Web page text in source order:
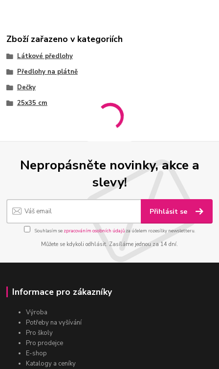
Zboží zařazeno v kategoriích
Látkové předlohy
Předlohy na plátně
Dečky
25x35 cm
Nepropásněte novinky, akce a
slevy!
Přihlásit se
Souhlasím se zpracováním osobních údajůza účelem rozesílky newsletteru.
Můžete se kdykoli odhlásit. Zasíláme jednou za 14 dní.
Informace pro zákazníky
Výroba
Potřeby na vyšívání
Pro školy
Pro prodejce
E-shop
Katalogy a ceníky